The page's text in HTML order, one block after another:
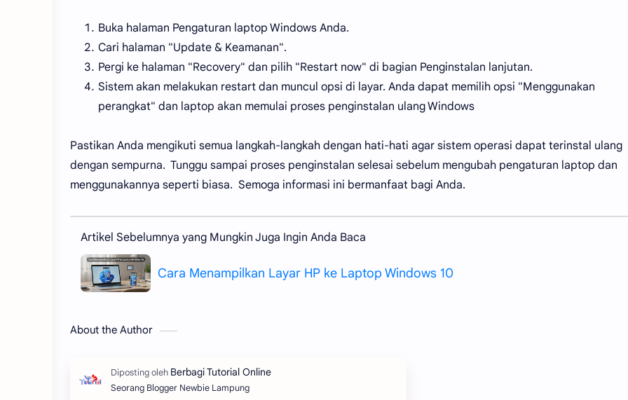
Buka halaman Pengaturan laptop Windows Anda.
Cari halaman "Update & Keamanan".
Pergi ke halaman "Recovery" dan pilih "Restart now" di bagian Penginstalan lanjutan.
Sistem akan melakukan restart dan muncul opsi di layar. Anda dapat memilih opsi "Menggunakan
perangkat" dan laptop akan memulai proses penginstalan ulang Windows
Pastikan Anda mengikuti semua langkah-langkah dengan hati-hati agar sistem operasi dapat terinstal ulang
dengan sempurna. Tunggu sampai proses penginstalan selesai sebelum mengubah pengaturan laptop dan
menggunakannya seperti biasa. Semoga informasi ini bermanfaat bagi Anda.
Artikel Sebelumnya yang Mungkin Juga Ingin Anda Baca
Cara Menampilkan Layar HP ke Laptop Windows 10
About the Author
Seorang Blogger Newbie Lampung